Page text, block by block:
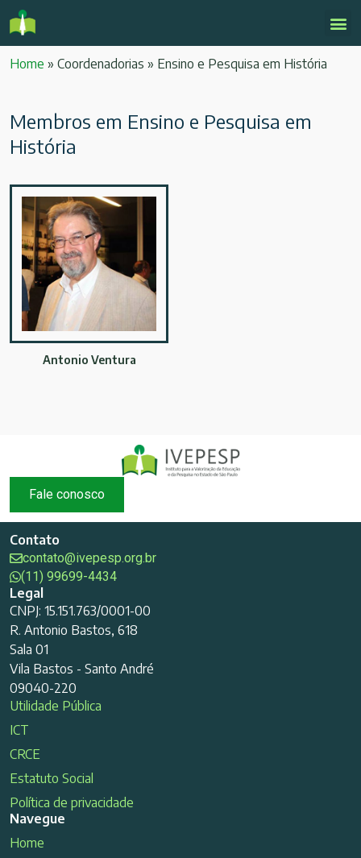
Home » Coordenadorias » Ensino e Pesquisa em História
Membros em Ensino e Pesquisa em
História
Antonio Ventura
Fale conosco
Contato
contato@ivepesp.org.br
(11) 99699-4434
Legal
CNPJ: 15.151.763/0001-00
R. Antonio Bastos, 618
Sala 01
Vila Bastos - Santo André
09040-220
Utilidade Pública
ICT
CRCE
Estatuto Social
Política de privacidade
Navegue
Home